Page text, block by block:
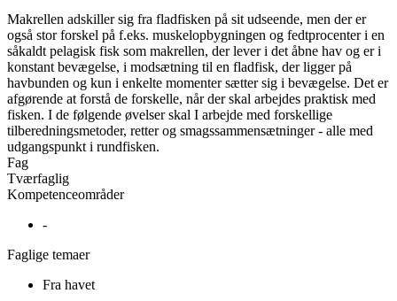
Makrellen adskiller sig fra fladfisken på sit udseende, men der er
også stor forskel på f.eks. muskelopbygningen og fedtprocenter i en
såkaldt pelagisk fisk som makrellen, der lever i det åbne hav og er i
konstant bevægelse, i modsætning til en fladfisk, der ligger på
havbunden og kun i enkelte momenter sætter sig i bevægelse. Det er
afgørende at forstå de forskelle, når der skal arbejdes praktisk med
fisken. I de følgende øvelser skal I arbejde med forskellige
tilberedningsmetoder, retter og smagssammensætninger - alle med
udgangspunkt i rundfisken.
Fag
Tværfaglig
Kompetenceområder
-
Faglige temaer
Fra havet